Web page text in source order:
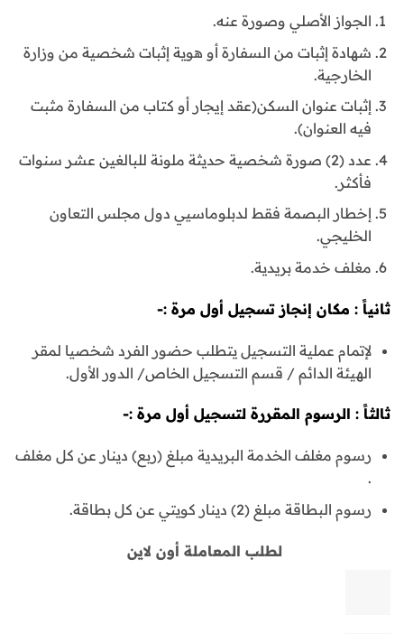
الجواز الأصلي وصورة عنه.
شهادة إثبات من السفارة أو هوية إثبات شخصية من وزارة
الخارجية.
إثبات عنوان السكن(عقد إيجار أو كتاب من السفارة مثبت
فيه العنوان).
عدد (2) صورة شخصية حديثة ملونة للبالغين عشر سنوات
فأكثر.
إخطار البصمة فقط لدبلوماسيي دول مجلس التعاون
الخليجي.
مغلف خدمة بريدية.
ثانياً : مكان إنجاز تسجيل أول مرة :-
لإتمام عملية التسجيل يتطلب حضور الفرد شخصيا لمقر
الهيئة الدائم / قسم التسجيل الخاص/ الدور الأول.
ثالثاً : الرسوم المقررة لتسجيل أول مرة :-
رسوم مغلف الخدمة البريدية مبلغ (ربع) دينار عن كل مغلف
.
رسوم البطاقة مبلغ (2) دينار كويتي عن كل بطاقة.
لطلب المعاملة أون لاين